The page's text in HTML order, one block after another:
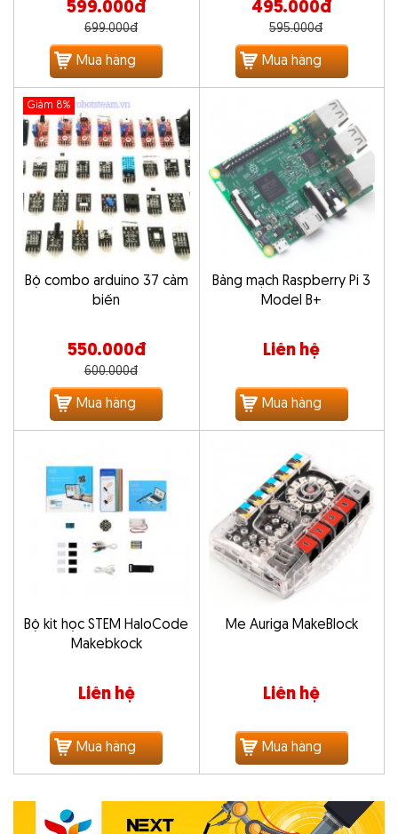
599.000đ
699.000đ
Mua hàng
495.000đ
595.000đ
Mua hàng
Bộ combo arduino 37 cảm
biến
550.000đ
600.000đ
Giảm 8%
Mua hàng
Bảng mạch Raspberry Pi 3
Model B+
Liên hệ
Mua hàng
Bộ kit học STEM HaloCode
Makebkock
Liên hệ
Mua hàng
Me Auriga MakeBlock
Liên hệ
Mua hàng